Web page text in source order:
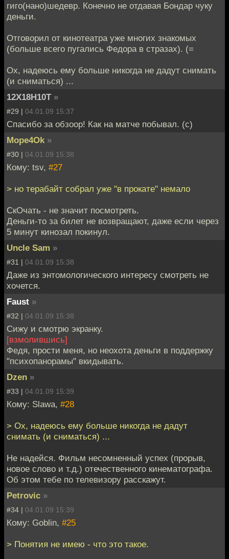
гиго(нано)шедевр. Конечно не отдавая Бондар чуку
деньги.
Отговорил от кинотеатра уже многих знакомых
(больше всего пугались Федора в стразах). (=
Ох, надеюсь ему больше никогда не дадут снимать
(и сниматься) ...
12Х18Н10Т »
#29 | 04.01.09 15:37
Спасибо за обзоор! Как на матче побывал. (с)
Mope4Ok »
#30 | 04.01.09 15:38
Кому: tsv, #27
> но терабайт собрал уже "в прокате" немало
СкОчать - не значит посмотреть.
Деньги-то за билет не возвращают, даже если через
5 минут кинозал покинул.
Uncle Sam »
#31 | 04.01.09 15:38
Даже из энтомологического интересу смотреть не
хочется.
Faust »
#32 | 04.01.09 15:38
Сижу и смотрю экранку.
[взмолившись]
Федя, прости меня, но неохота деньги в поддержку
"психопанорамы" вкидывать.
Dzen »
#33 | 04.01.09 15:39
Кому: Slawa, #28
> Ох, надеюсь ему больше никогда не дадут
снимать (и сниматься) ...
Не надейся. Фильм несомненный успех (прорыв,
новое слово и т.д.) отечественного кинематографа.
Об этом тебе по телевизору расскажут.
Petrovic »
#34 | 04.01.09 15:39
Кому: Goblin, #25
> Понятия не имею - что это такое.